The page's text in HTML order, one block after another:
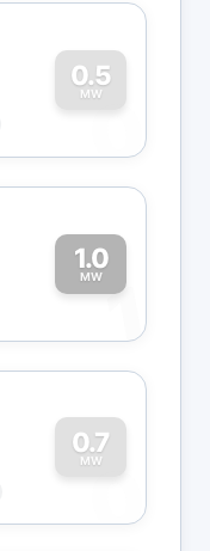
0.5
MW
0
1.0
MW1
0.7
MW
0